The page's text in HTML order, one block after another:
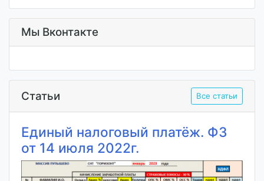
Мы Вконтакте
Статьи Все статьи
Единый налоговый платёж. ФЗ
от 14 июля 2022г.